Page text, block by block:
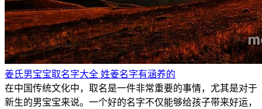
姜氏男宝宝取名字大全 姓姜名字有涵养的
在中国传统文化中，取名是一件非常重要的事情，尤其是对于
新生的男宝宝来说。一个好的名字不仅能够给孩子带来好运，